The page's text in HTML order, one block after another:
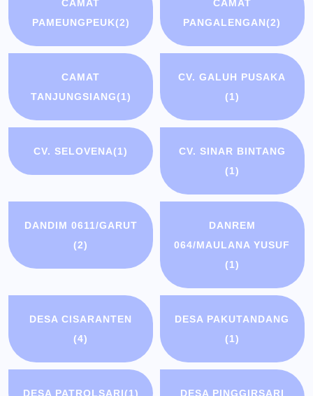
CAMAT
PAMEUNGPEUK(2)
CAMAT
PANGALENGAN(2)
CAMAT
TANJUNGSIANG(1)
CV. GALUH PUSAKA
(1)
CV. SELOVENA(1)
CV. SINAR BINTANG
(1)
DANDIM 0611/GARUT
(2)
DANREM
064/MAULANA YUSUF
(1)
DESA CISARANTEN
(4)
DESA PAKUTANDANG
(1)
DESA PATROLSARI(1) DESA PINGGIRSARI